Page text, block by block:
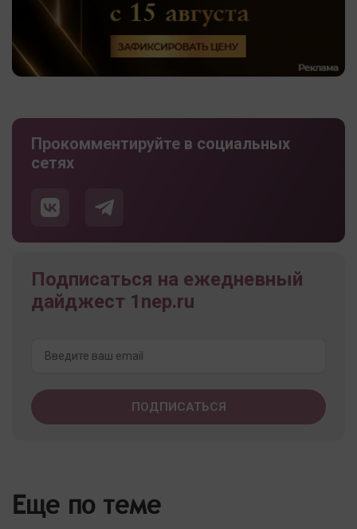
Прокомментируйте в социальных
сетях
Подписаться на ежедневный
дайджест 1nep.ru
Еще по теме